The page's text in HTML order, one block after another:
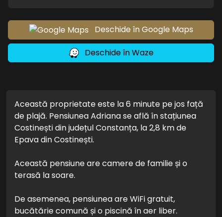
Deschide în Google Maps
Deschide în Waze
Această proprietate este la 6 minute pe jos față
de plajă. Pensiunea Adriana se află în stațiunea
Costinești din județul Constanța, la 2,8 km de
Epava din Costinești.
Această pensiune are camere de familie și o
terasă la soare.
De asemenea, pensiunea are WiFi gratuit,
bucătărie comună și o piscină în aer liber.